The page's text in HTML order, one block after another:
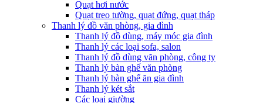
Quạt hơi nước
Quạt treo tường, quạt đứng, quạt tháp
Thanh lý đồ văn phòng, gia đình
Thanh lý đồ dùng, máy móc gia đình
Thanh lý các loại sofa, salon
Thanh lý đồ dùng văn phòng, công ty
Thanh lý bàn ghế văn phòng
Thanh lý bàn ghế ăn gia đình
Thanh lý két sắt
Các loại giường